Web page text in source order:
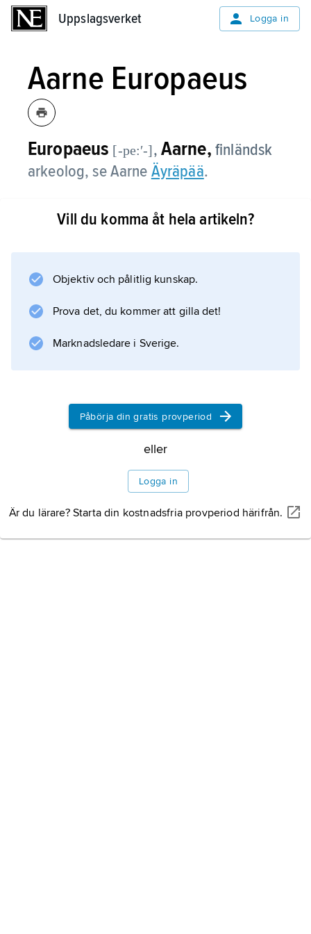
Uppslagsverket Logga in
Aarne Europaeus
Europaeus [-pe:ʹ-], Aarne, finländsk
arkeolog, se Aarne Äyräpää.
Vill du komma åt hela artikeln?
Objektiv och pålitlig kunskap.
Prova det, du kommer att gilla det!
Marknadsledare i Sverige.
Påbörja din gratis provperiod
eller
Logga in
Är du lärare? Starta din kostnadsfria provperiod härifrån.